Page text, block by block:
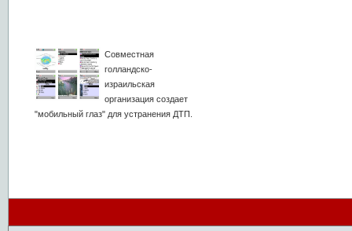
Совместная
голландско-
израильская
организация создает
"мобильный глаз" для устранения ДТП.